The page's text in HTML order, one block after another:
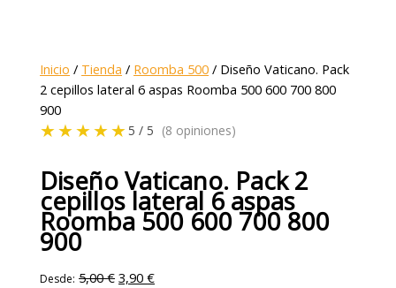
Inicio / Tienda / Roomba 500 / Diseño Vaticano. Pack
2 cepillos lateral 6 aspas Roomba 500 600 700 800
900
★★★★★ 5 / 5 (8 opiniones)
Diseño Vaticano. Pack 2
cepillos lateral 6 aspas
Roomba 500 600 700 800
900
Desde: 5,00€ 3,90€